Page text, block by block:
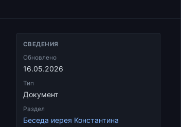
СВЕДЕНИЯ
Обновлено
16.05.2026
Тип
Документ
Раздел
Беседа иерея Константина